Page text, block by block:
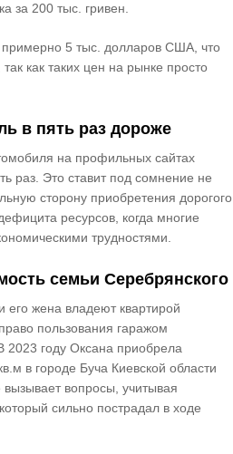
за 200 тыс. гривен.
примерно 5 тыс. долларов США, что
как таких цен на рынке просто
в пять раз дороже
на профильных сайтах
раз. Это ставит под сомнение не
сторону приобретения дорогого
ресурсов, когда многие
трудностями.
семьи Серебрянского
его жена владеют квартирой
пользования гаражом
году Оксана приобрела
в городе Буча Киевской области
вопросы, учитывая
сильно пострадал в ходе